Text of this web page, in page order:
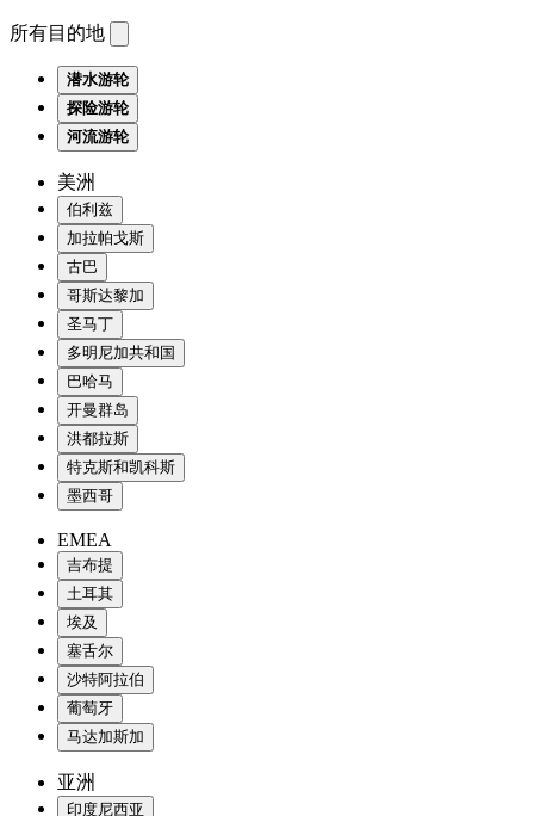
所有目的地
潜水游轮
探险游轮
河流游轮
美洲
伯利兹
加拉帕戈斯
古巴
哥斯达黎加
圣马丁
多明尼加共和国
巴哈马
开曼群岛
洪都拉斯
特克斯和凯科斯
墨西哥
EMEA
吉布提
土耳其
埃及
塞舌尔
沙特阿拉伯
葡萄牙
马达加斯加
亚洲
印度尼西亚